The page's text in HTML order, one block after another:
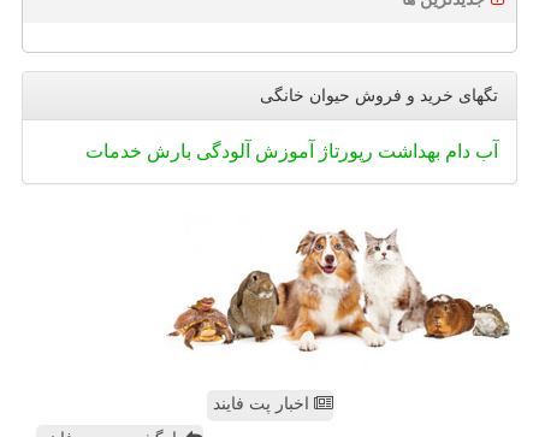
تگهای خرید و فروش حیوان خانگی
آب دام بهداشت رپورتاژ آموزش آلودگی بارش خدمات
اخبار پت فایند